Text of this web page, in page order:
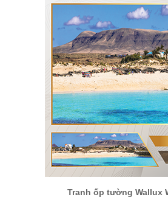
Tranh ốp tường Wallux